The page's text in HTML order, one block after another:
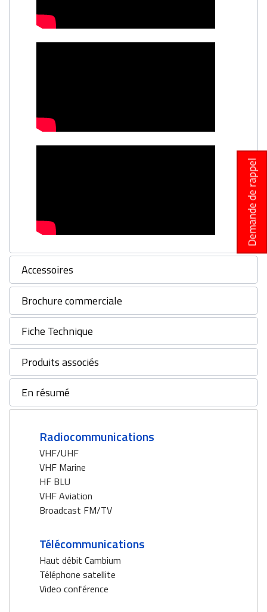
Accessoires
Brochure commerciale
Fiche Technique
Produits associés
En résumé
Radiocommunications
VHF/UHF
VHF Marine
HF BLU
VHF Aviation
Broadcast FM/TV
Télécommunications
Haut débit Cambium
Téléphone satellite
Video conférence
Demande de rappel